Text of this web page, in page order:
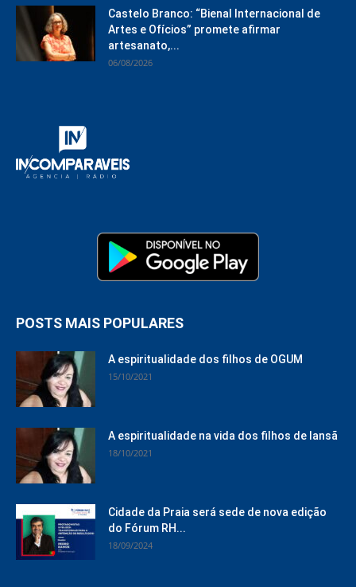
Castelo Branco: “Bienal Internacional de
Artes e Ofícios” promete afirmar
artesanato,...
06/08/2026
POSTS MAIS POPULARES
A espiritualidade dos filhos de OGUM
15/10/2021
A espiritualidade na vida dos filhos de Iansã
18/10/2021
Cidade da Praia será sede de nova edição
do Fórum RH...
18/09/2024